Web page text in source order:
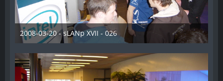
2008-03-20 - sLANp XVII - 026
28. Dezember 2012